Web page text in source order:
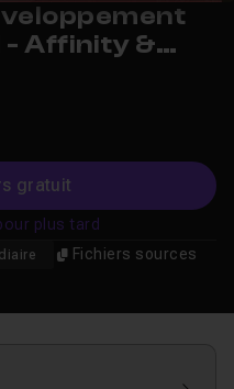
- Affinity &
gratuit
Fichiers sources
plus tard